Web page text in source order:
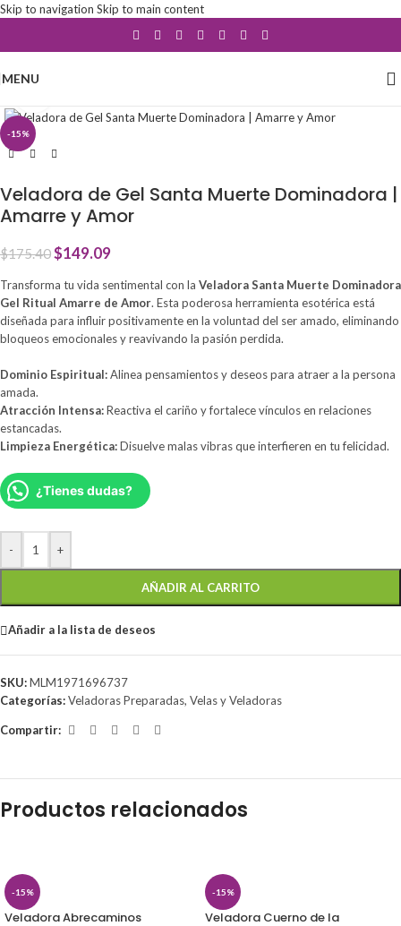
Skip to navigation Skip to main content
MENU
-15%
Veladora de Gel Santa Muerte Dominadora |
Amarre y Amor
$175.40$149.09
Transforma tu vida sentimental con la Veladora Santa Muerte Dominadora
Gel Ritual Amarre de Amor. Esta poderosa herramienta esotérica está
diseñada para influir positivamente en la voluntad del ser amado, eliminando
bloqueos emocionales y reavivando la pasión perdida.
Dominio Espiritual:Alinea pensamientos y deseos para atraer a la persona
amada.
Atracción Intensa:Reactiva el cariño y fortalece vínculos en relaciones
estancadas.
Limpieza Energética:Disuelve malas vibras que interfieren en tu felicidad.
¿Tienes dudas?
- +
AÑADIR AL CARRITO
Añadir a la lista de deseos
SKU:MLM1971696737
Categorías:Veladoras Preparadas, Velas y Veladoras
Compartir:
Productos relacionados
-15%
Veladora Abrecaminos
-15%
Veladora Cuerno de la